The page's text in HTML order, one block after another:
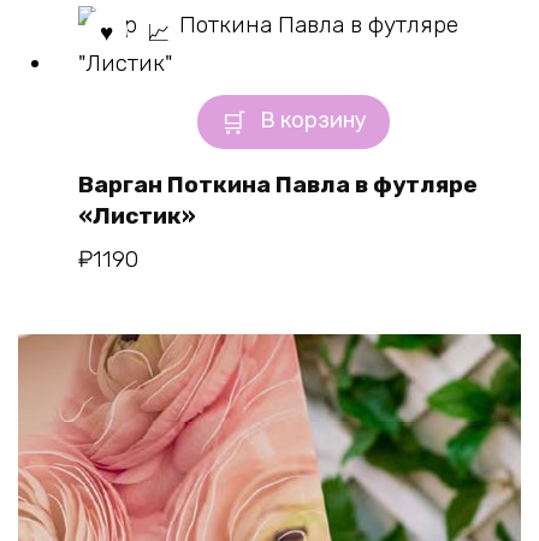
В корзину
Варган Поткина Павла в футляре
«Листик»
₽1190